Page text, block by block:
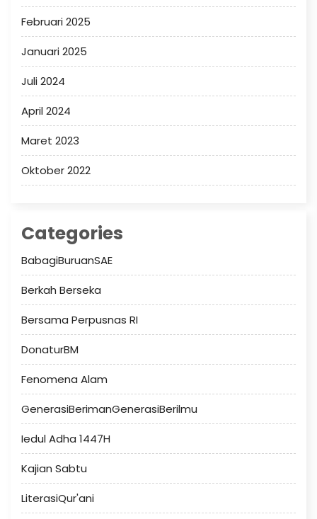
Februari 2025
Januari 2025
Juli 2024
April 2024
Maret 2023
Oktober 2022
Categories
BabagiBuruanSAE
Berkah Berseka
Bersama Perpusnas RI
DonaturBM
Fenomena Alam
GenerasiBerimanGenerasiBerilmu
Iedul Adha 1447H
Kajian Sabtu
LiterasiQur'ani